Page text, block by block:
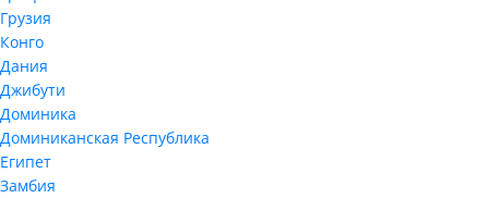
Грузия
Конго
Дания
Джибути
Доминика
Доминиканская Республика
Египет
Замбия